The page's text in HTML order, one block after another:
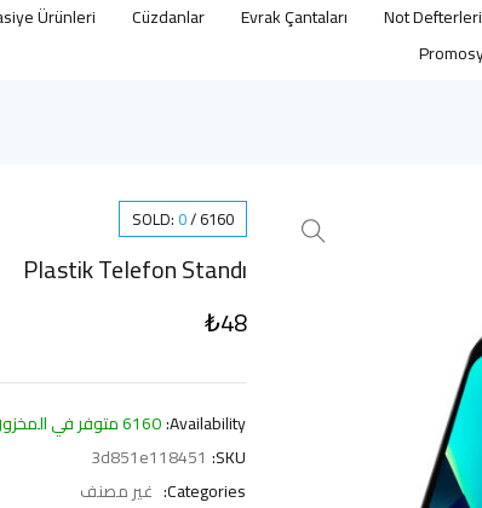
Not Defterleri
Evrak Çantaları
Cüzdanlar
Ürünleri
SOLD: 0/6160
Plastik Telefon Standı
₺48
Availability: 6160 متوفر في المخزون
SKU:
3d851e118451
Categories: غير مصنف